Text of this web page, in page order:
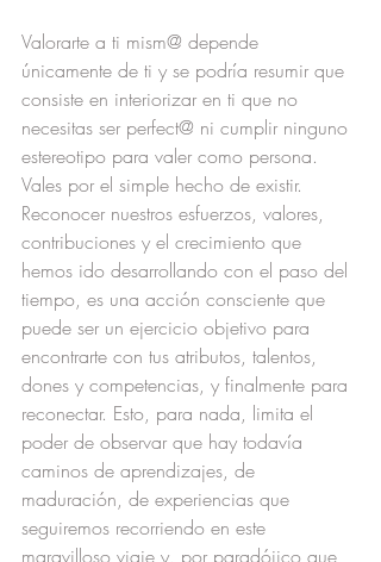
Valorarte a ti mism@ depende
únicamente de ti y se podría resumir que
consiste en interiorizar en ti que no
necesitas ser perfect@ ni cumplir ninguno
estereotipo para valer como persona.
Vales por el simple hecho de existir.
Reconocer nuestros esfuerzos, valores,
contribuciones y el crecimiento que
hemos ido desarrollando con el paso del
tiempo, es una acción consciente que
puede ser un ejercicio objetivo para
encontrarte con tus atributos, talentos,
dones y competencias, y finalmente para
reconectar. Esto, para nada, limita el
poder de observar que hay todavía
caminos de aprendizajes, de
maduración, de experiencias que
seguiremos recorriendo en este
maravilloso viaje y, por paradójico que